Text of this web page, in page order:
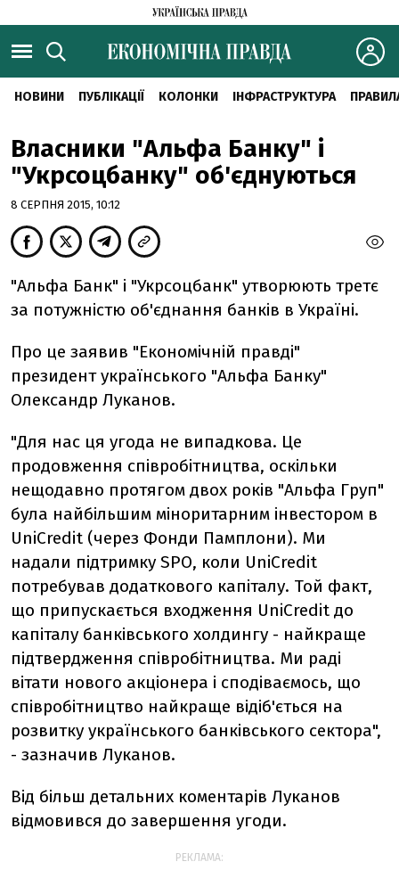
НОВИНИ ПУБЛІКАЦІЇ КОЛОНКИ ІНФРАСТРУКТУРА
Власники "Альфа Банку" і
"Укрсоцбанку" об'єднуються
8 СЕРПНЯ 2015, 10:12
"Альфа Банк" і "Укрсоцбанк" утворюють третє
за потужністю об'єднання банків в Україні.
Про це заявив "Економічній правді"
президент українського "Альфа Банку"
Олександр Луканов.
"Для нас ця угода не випадкова. Це
продовження співробітництва, оскільки
нещодавно протягом двох років "Альфа Груп"
була найбільшим міноритарним інвестором в
UniCredit (через Фонди Памплони). Ми
надали підтримку SPO, коли UniCredit
потребував додаткового капіталу. Той факт,
що припускається входження UniCredit до
капіталу банківського холдингу - найкраще
підтвердження співробітництва. Ми раді
вітати нового акціонера і сподіваємось, що
співробітництво найкраще відіб'ється на
розвитку українського банківського сектора",
- зазначив Луканов.
Від більш детальних коментарів Луканов
відмовився до завершення угоди.
РЕКЛАМА: